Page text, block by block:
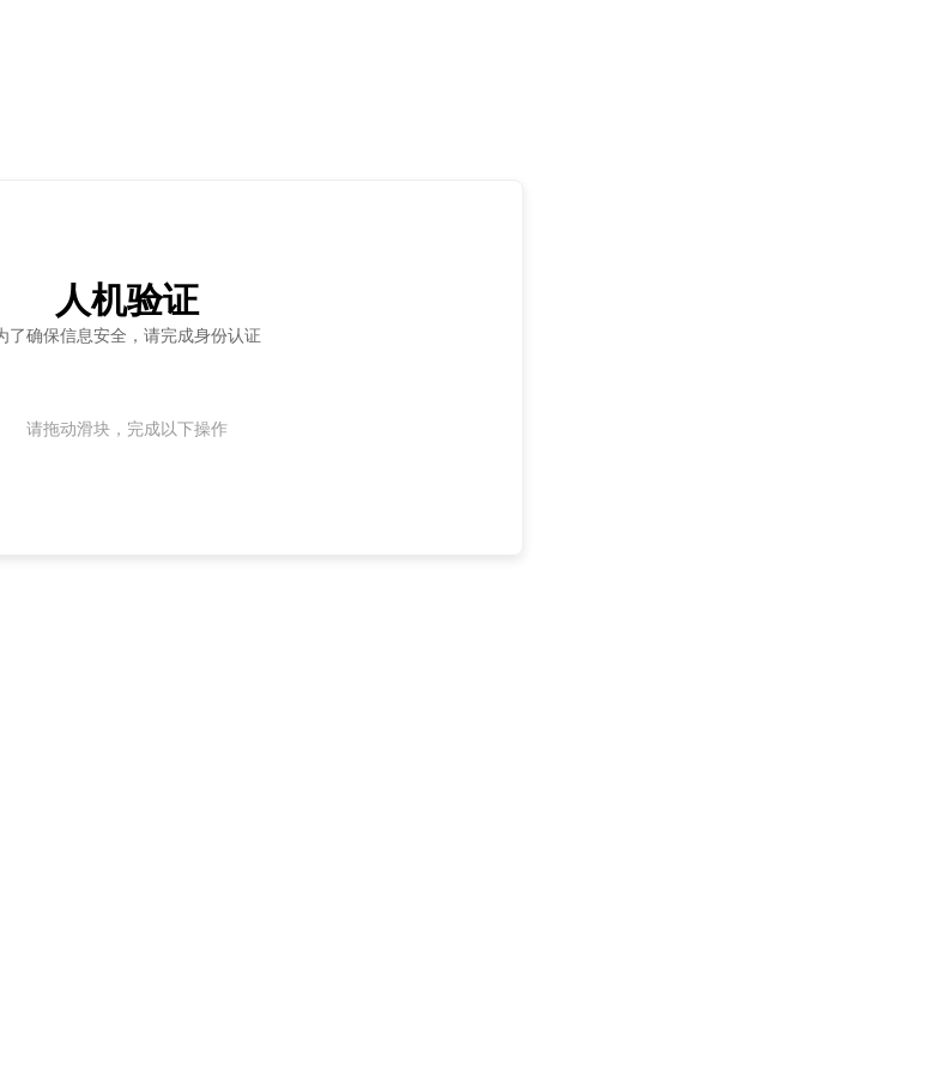
人机验证
了确保信息安全，请完成身份认证
请拖动滑块，完成以下操作